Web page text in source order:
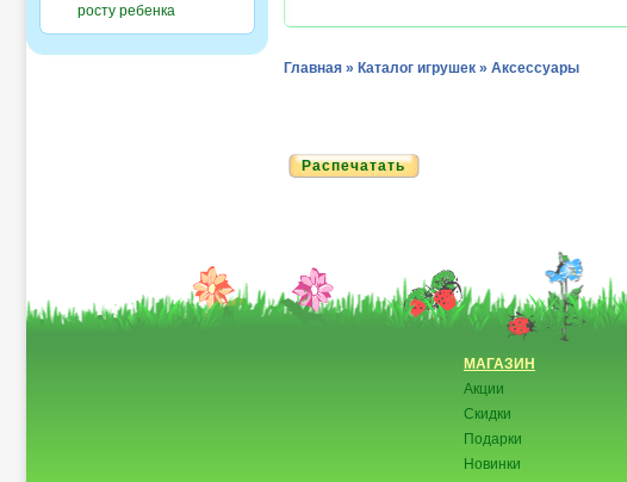
росту ребенка
Главная » Каталог игрушек » Аксессуары
Распечатать
МАГАЗИН
Акции
Скидки
Подарки
Новинки